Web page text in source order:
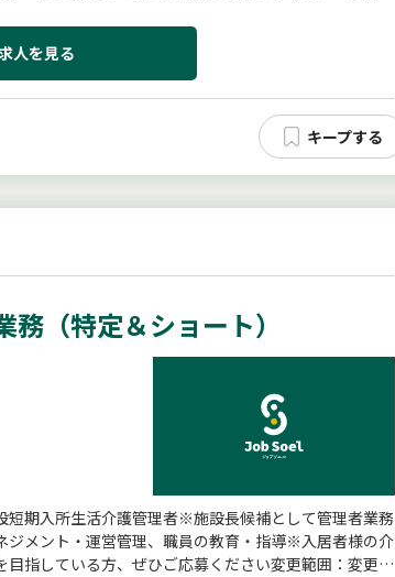
人を見る
（特定＆ショート）
短期入所生活介護管理者※施設長候補として管理者業務
メント・運営管理、職員の教育・指導※入居者様の介
指している方、ぜひご応募ください変更範囲：変更予